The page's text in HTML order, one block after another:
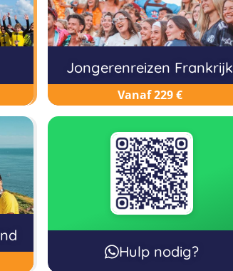
Jongerenreizen Frankrijk
Vanaf 229 €
Hulp nodig?